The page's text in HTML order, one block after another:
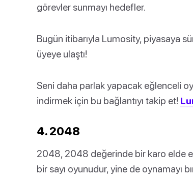
görevler sunmayı hedefler.
Bugün itibarıyla Lumosity, piyasaya
üyeye ulaştı!
Seni daha parlak yapacak eğlenceli
indirmek için bu bağlantıyı takip et!
4. 2048
2048, 2048 değerinde bir karo elde
bir sayı oyunudur, yine de oynamayı